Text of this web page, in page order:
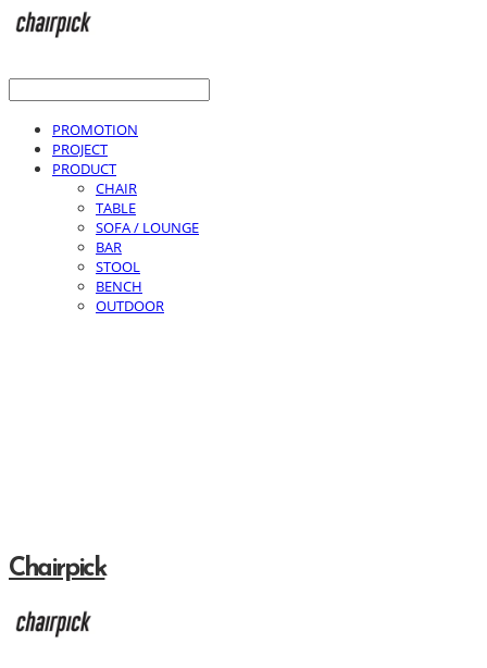
PROMOTION
PROJECT
PRODUCT
CHAIR
TABLE
SOFA / LOUNGE
BAR
STOOL
BENCH
OUTDOOR
Chairpick